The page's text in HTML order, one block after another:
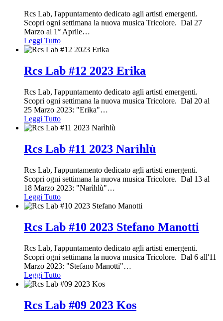
Rcs Lab, l'appuntamento dedicato agli artisti emergenti.
Scopri ogni settimana la nuova musica Tricolore. Dal 27
Marzo al 1° Aprile…
Leggi Tutto
Rcs Lab #12 2023 Erika
Rcs Lab, l'appuntamento dedicato agli artisti emergenti.
Scopri ogni settimana la nuova musica Tricolore. Dal 20 al
25 Marzo 2023: "Erika"…
Leggi Tutto
Rcs Lab #11 2023 Narìhlù
Rcs Lab, l'appuntamento dedicato agli artisti emergenti.
Scopri ogni settimana la nuova musica Tricolore. Dal 13 al
18 Marzo 2023: "Narìhlù"…
Leggi Tutto
Rcs Lab #10 2023 Stefano Manotti
Rcs Lab, l'appuntamento dedicato agli artisti emergenti.
Scopri ogni settimana la nuova musica Tricolore. Dal 6 all'11
Marzo 2023: "Stefano Manotti"…
Leggi Tutto
Rcs Lab #09 2023 Kos